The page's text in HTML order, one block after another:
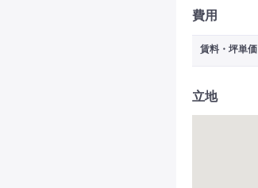
費用
賃料・坪単価
立地